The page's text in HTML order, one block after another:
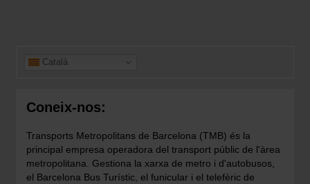
Català
Coneix-nos:
Transports Metropolitans de Barcelona (TMB) és la
principal empresa operadora del transport públic de l'àrea
metropolitana. Gestiona la xarxa de metro i d'autobusos,
el Barcelona Bus Turístic, el funicular i el telefèric de